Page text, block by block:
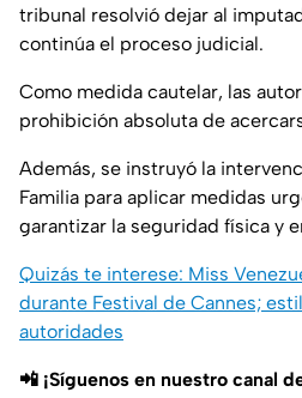
tribunal resolvió dejar al
continúa el proceso judicial.
Como medida cautelar, las
prohibición absoluta de
Además, se instruyó la
Familia para aplicar medidas
garantizar la seguridad física y
Quizás te interese: Miss
durante Festival de Cannes;
autoridades
📲 ¡Síguenos en nuestro canal